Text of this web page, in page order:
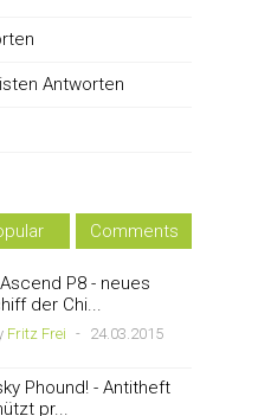
Antworten
Comments
P8 - neues
der Chi...
Fritz Frei - 24.03.2015
Phound! - Antitheft
pr...